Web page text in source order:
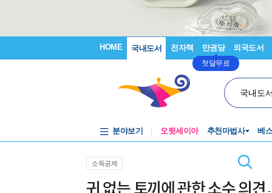
HOME 국내도서 전자책 만권당
첫달무료
외국도서
국내도
분야보기 오뒷세이아 추천마법사 베
소득공제
귀 없는 토끼에 관한 소수 의견